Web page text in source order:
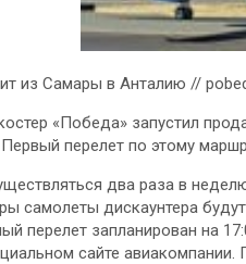
из Самары в Анталию //
«Победа» запустил
перелет по этому
два раза в
самолеты дискаунтера
перелет запланирован на
сайте